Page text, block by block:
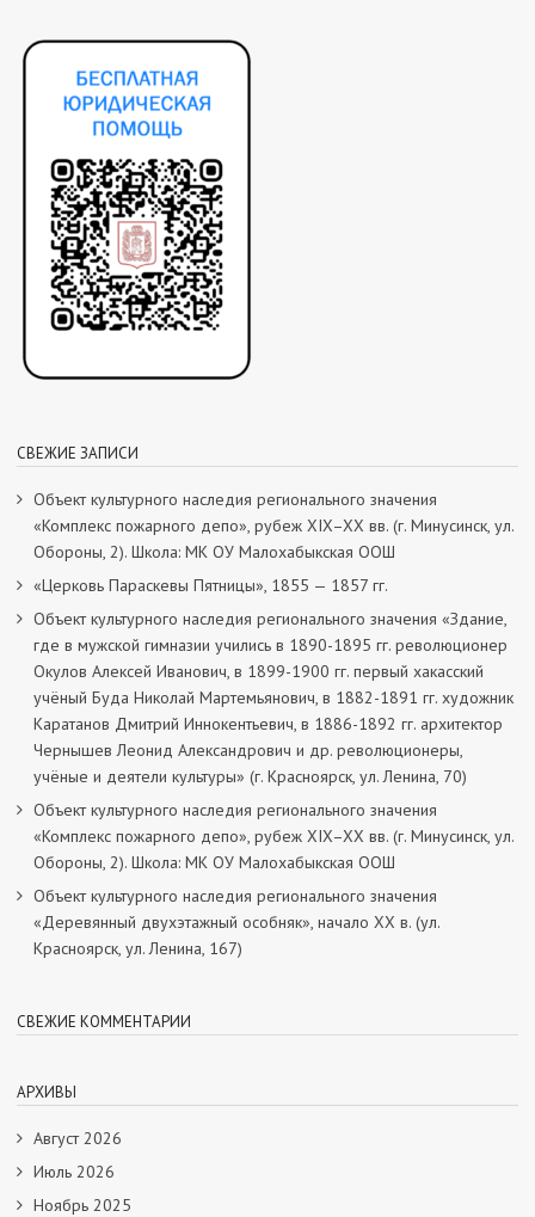
СВЕЖИЕ ЗАПИСИ
Объект культурного наследия регионального значения
«Комплекс пожарного депо», рубеж XIX–XX вв. (г. Минусинск, ул.
Обороны, 2). Школа: МК ОУ Малохабыкская ООШ
«Церковь Параскевы Пятницы», 1855 — 1857 гг.
Объект культурного наследия регионального значения «Здание,
где в мужской гимназии учились в 1890-1895 гг. революционер
Окулов Алексей Иванович, в 1899-1900 гг. первый хакасский
учёный Буда Николай Мартемьянович, в 1882-1891 гг. художник
Каратанов Дмитрий Иннокентьевич, в 1886-1892 гг. архитектор
Чернышев Леонид Александрович и др. революционеры,
учёные и деятели культуры» (г. Красноярск, ул. Ленина, 70)
Объект культурного наследия регионального значения
«Комплекс пожарного депо», рубеж XIX–XX вв. (г. Минусинск, ул.
Обороны, 2). Школа: МК ОУ Малохабыкская ООШ
Объект культурного наследия регионального значения
«Деревянный двухэтажный особняк», начало ХХ в. (ул.
Красноярск, ул. Ленина, 167)
СВЕЖИЕ КОММЕНТАРИИ
АРХИВЫ
Август 2026
Июль 2026
Ноябрь 2025